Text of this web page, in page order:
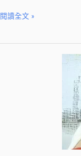
閱讀全文 »